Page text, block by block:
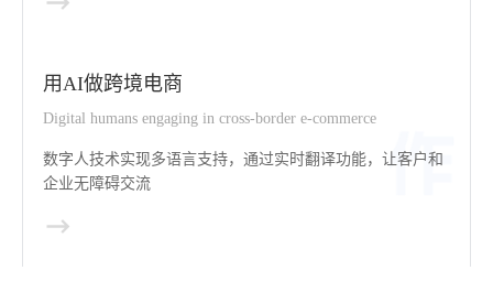
用AI做跨境电商
Digital humans engaging in cross-border e-commerce
数字人技术实现多语言支持，通过实时翻译功能，让客户和
企业无障碍交流